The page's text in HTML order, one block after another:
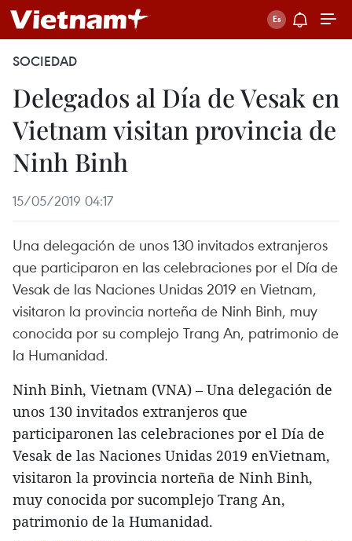
SOCIEDAD
Delegados al Día de Vesak en
Vietnam visitan provincia de
Ninh Binh
15/05/2019 04:17
Una delegación de unos 130 invitados extranjeros
que participaron en las celebraciones por el Día de
Vesak de las Naciones Unidas 2019 en Vietnam,
visitaron la provincia norteña de Ninh Binh, muy
conocida por su complejo Trang An, patrimonio de
la Humanidad.
Ninh Binh, Vietnam (VNA) – Una delegación de
unos 130 invitados extranjeros que
participaronen las celebraciones por el Día de
Vesak de las Naciones Unidas 2019 enVietnam,
visitaron la provincia norteña de Ninh Binh,
muy conocida por sucomplejo Trang An,
patrimonio de la Humanidad.